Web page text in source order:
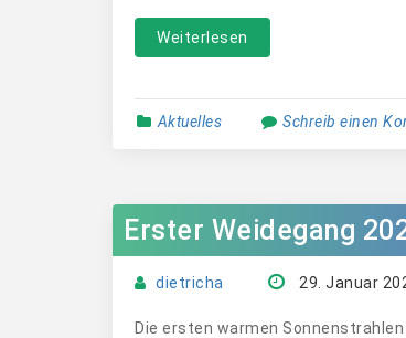
Weiterlesen
Aktuelles Schreib einen
Erster Weidegang
dietricha 29. Januar
Die ersten warmen